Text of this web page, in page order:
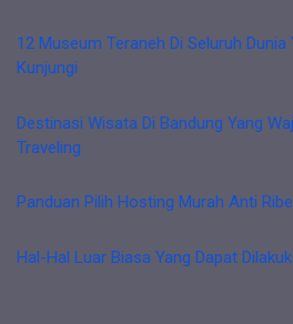
12 Museum Teraneh Di Seluruh
Kunjungi
Destinasi Wisata Di Bandung Yang
Traveling
Panduan Pilih Hosting Murah Anti
Hal-Hal Luar Biasa Yang Dapat